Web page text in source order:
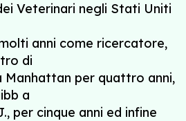
Veterinari negli Stati Uniti
anni come ricercatore,
di
Manhattan per quattro anni,
a
per cinque anni ed infine